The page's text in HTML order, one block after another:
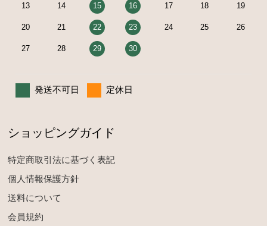
13 14 15 16 17 18 19
20 21 22 23 24 25 26
27 28 29 30
発送不可日 定休日
ショッピングガイド
特定商取引法に基づく表記
個人情報保護方針
送料について
会員規約